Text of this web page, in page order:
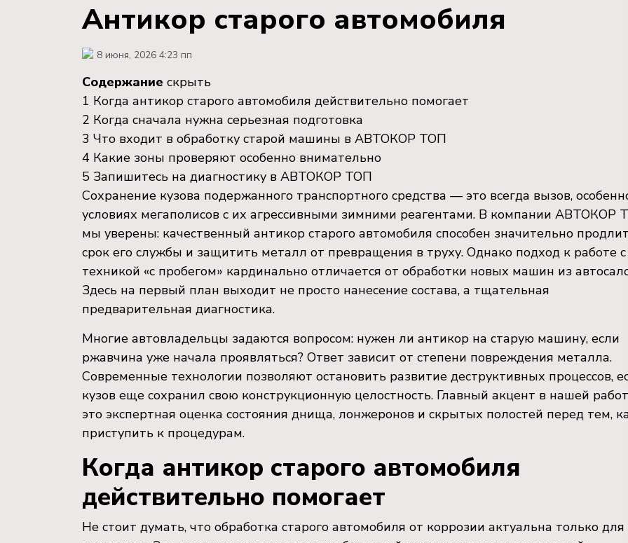
Антикор старого автомобиля
8 июня, 2026 4:23 пп
Содержание скрыть
1 Когда антикор старого автомобиля действительно помогает
2 Когда сначала нужна серьезная подготовка
3 Что входит в обработку старой машины в АВТОКОР ТОП
4 Какие зоны проверяют особенно внимательно
5 Запишитесь на диагностику в АВТОКОР ТОП
Сохранение кузова подержанного транспортного средства — это всегда вызов,
условиях мегаполисов с их агрессивными зимними реагентами. В компании АВТОКОР
мы уверены: качественный антикор старого автомобиля способен значительно
срок его службы и защитить металл от превращения в труху. Однако подход к работе с
техникой «с пробегом» кардинально отличается от обработки новых машин из
Здесь на первый план выходит не просто нанесение состава, а тщательная
предварительная диагностика.
Многие автовладельцы задаются вопросом: нужен ли антикор на старую машину, если
ржавчина уже начала проявляться? Ответ зависит от степени повреждения металла.
Современные технологии позволяют остановить развитие деструктивных процессов,
кузов еще сохранил свою конструкционную целостность. Главный акцент в нашей
это экспертная оценка состояния днища, лонжеронов и скрытых полостей перед тем,
приступить к процедурам.
Когда антикор старого автомобиля
действительно помогает
Не стоит думать, что обработка старого автомобиля от коррозии актуальна только для